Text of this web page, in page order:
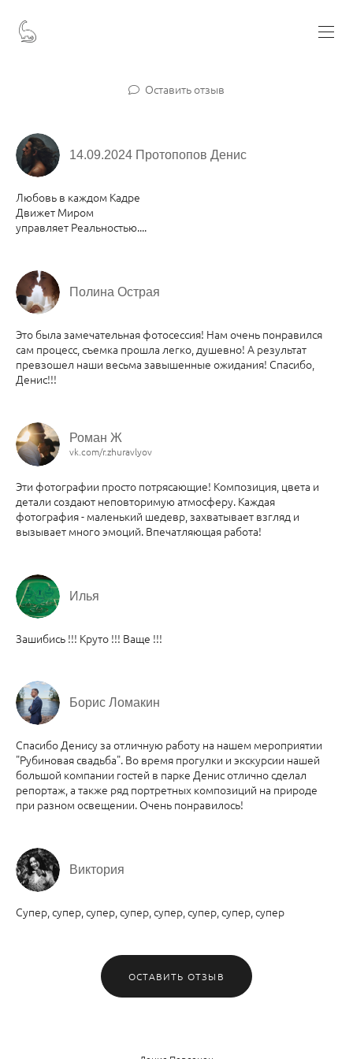
Оставить отзыв
14.09.2024 Протопопов Денис
Любовь в каждом Кадре
Движет Миром
управляет Реальностью....
Полина Острая
Это была замечательная фотосессия! Нам очень понравился
сам процесс, съемка прошла легко, душевно! А результат
превзошел наши весьма завышенные ожидания! Спасибо,
Денис!!!
Роман Ж
vk.com/r.zhuravlyov
Эти фотографии просто потрясающие! Композиция, цвета и
детали создают неповторимую атмосферу. Каждая
фотография - маленький шедевр, захватывает взгляд и
вызывает много эмоций. Впечатляющая работа!
Илья
Зашибись !!! Круто !!! Ваще !!!
Борис Ломакин
Спасибо Денису за отличную работу на нашем мероприятии
"Рубиновая свадьба". Во время прогулки и экскурсии нашей
большой компании гостей в парке Денис отлично сделал
репортаж, а также ряд портретных композиций на природе
при разном освещении. Очень понравилось!
Виктория
Супер, супер, супер, супер, супер, супер, супер, супер
ОСТАВИТЬ ОТЗЫВ